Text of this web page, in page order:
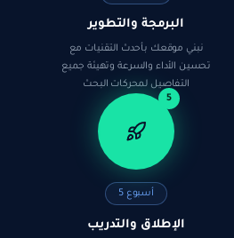
البرمجة والتطوير
نبني موقعك بأحدث التقنيات مع
تحسين الأداء والسرعة وتهيئة جميع
التفاصيل لمحركات البحث
5
أسبوع 5
الإطلاق والتدريب